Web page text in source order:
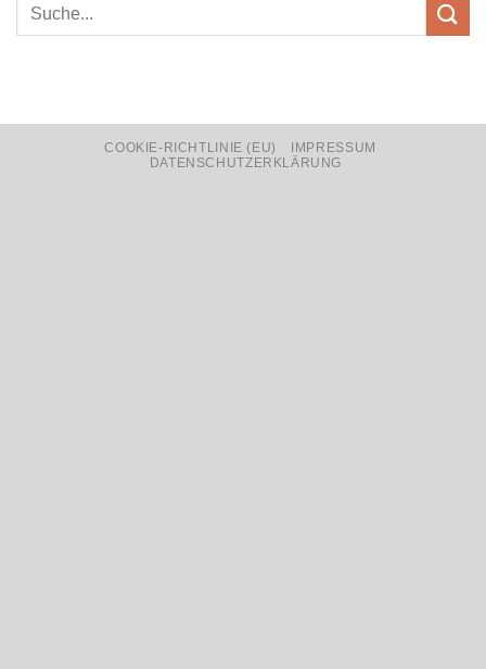
COOKIE-RICHTLINIE (EU)
IMPRESSUM
DATENSCHUTZERKLÄRUNG